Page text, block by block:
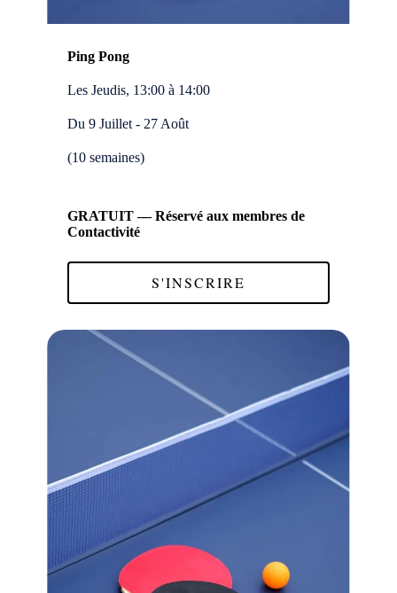
Ping Pong
Les Jeudis, 13:00 à 14:00
Du 9 Juillet - 27 Août
(10 semaines)
GRATUIT — Réservé aux membres de
Contactivité
S'INSCRIRE